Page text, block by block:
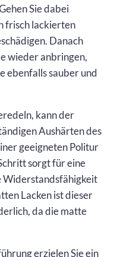
Sie dabei
frisch lackierten
Danach
wieder anbringen,
ebenfalls sauber und
kann der
Aushärten des
geeigneten Politur
sorgt für eine
Widerstandsfähigkeit
Lacken ist dieser
da die matte
erzielen Sie ein